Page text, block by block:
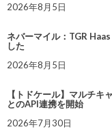
2026年8月5日
ネバーマイル：TGR
した
2026年8月5日
【トドケール】マルチ
とのAPI連携を開始
2026年7月30日